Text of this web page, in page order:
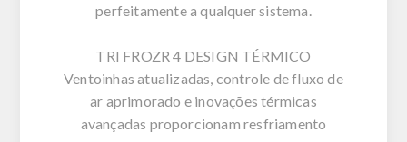
perfeitamente a qualquer sistema.
TRI FROZR 4 DESIGN TÉRMICO
Ventoinhas atualizadas, controle de fluxo de
ar aprimorado e inovações térmicas
avançadas proporcionam resfriamento